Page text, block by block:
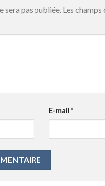
sera pas publiée. Les
E-mail *